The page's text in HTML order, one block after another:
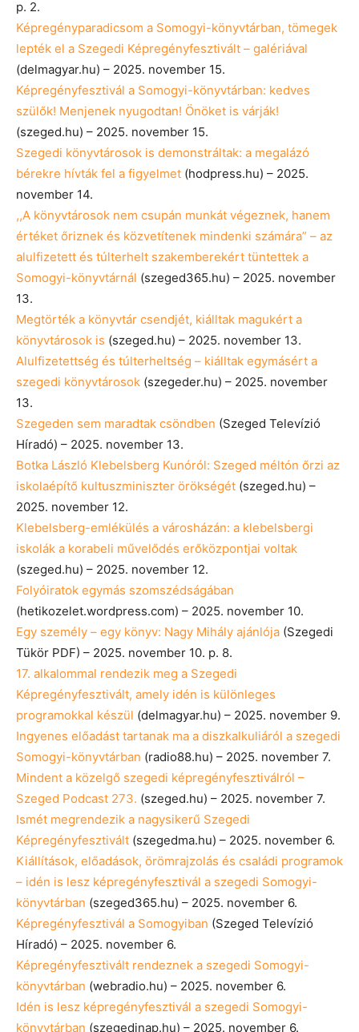
p. 2.
Képregényparadicsom a Somogyi-könyvtárban, tömegek
lepték el a Szegedi Képregényfesztivált – galériával
(delmagyar.hu) – 2025. november 15.
Képregényfesztivál a Somogyi-könyvtárban: kedves
szülők! Menjenek nyugodtan! Önöket is várják!
(szeged.hu) – 2025. november 15.
Szegedi könyvtárosok is demonstráltak: a megalázó
bérekre hívták fel a figyelmet (hodpress.hu) – 2025.
november 14.
,,A könyvtárosok nem csupán munkát végeznek, hanem
értéket őriznek és közvetítenek mindenki számára” – az
alulfizetett és túlterhelt szakemberekért tüntettek a
Somogyi-könyvtárnál (szeged365.hu) – 2025. november
13.
Megtörték a könyvtár csendjét, kiálltak magukért a
könyvtárosok is (szeged.hu) – 2025. november 13.
Alulfizetettség és túlterheltség – kiálltak egymásért a
szegedi könyvtárosok (szegeder.hu) – 2025. november
13.
Szegeden sem maradtak csöndben (Szeged Televízió
Híradó) – 2025. november 13.
Botka László Klebelsberg Kunóról: Szeged méltón őrzi az
iskolaépítő kultuszminiszter örökségét (szeged.hu) –
2025. november 12.
Klebelsberg-emlékülés a városházán: a klebelsbergi
iskolák a korabeli művelődés erőközpontjai voltak
(szeged.hu) – 2025. november 12.
Folyóiratok egymás szomszédságában
(hetikozelet.wordpress.com) – 2025. november 10.
Egy személy – egy könyv: Nagy Mihály ajánlója (Szegedi
Tükör PDF) – 2025. november 10. p. 8.
17. alkalommal rendezik meg a Szegedi
Képregényfesztivált, amely idén is különleges
programokkal készül (delmagyar.hu) – 2025. november 9.
Ingyenes előadást tartanak ma a diszkalkuliáról a szegedi
Somogyi-könyvtárban (radio88.hu) – 2025. november 7.
Mindent a közelgő szegedi képregényfesztiválról –
Szeged Podcast 273. (szeged.hu) – 2025. november 7.
Ismét megrendezik a nagysikerű Szegedi
Képregényfesztivált (szegedma.hu) – 2025. november 6.
Kiállítások, előadások, örömrajzolás és családi programok
– idén is lesz képregényfesztivál a szegedi Somogyi-
könyvtárban (szeged365.hu) – 2025. november 6.
Képregényfesztivál a Somogyiban (Szeged Televízió
Híradó) – 2025. november 6.
Képregényfesztivált rendeznek a szegedi Somogyi-
könyvtárban (webradio.hu) – 2025. november 6.
Idén is lesz képregényfesztivál a szegedi Somogyi-
könyvtárban (szegedinap.hu) – 2025. november 6.